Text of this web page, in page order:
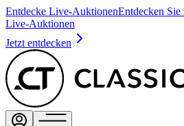
Entdecke Live-AuktionenEntdecken Sie
Live-Auktionen
Jetzt entdecken